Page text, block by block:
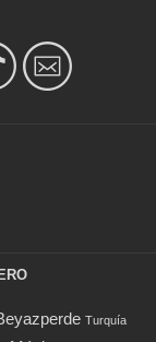
Turquía